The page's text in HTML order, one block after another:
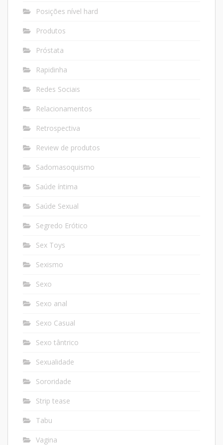
Posições nível hard
Produtos
Próstata
Rapidinha
Redes Sociais
Relacionamentos
Retrospectiva
Review de produtos
Sadomasoquismo
Saúde íntima
Saúde Sexual
Segredo Erótico
Sex Toys
Sexismo
Sexo
Sexo anal
Sexo Casual
Sexo tântrico
Sexualidade
Sororidade
Strip tease
Tabu
Vagina